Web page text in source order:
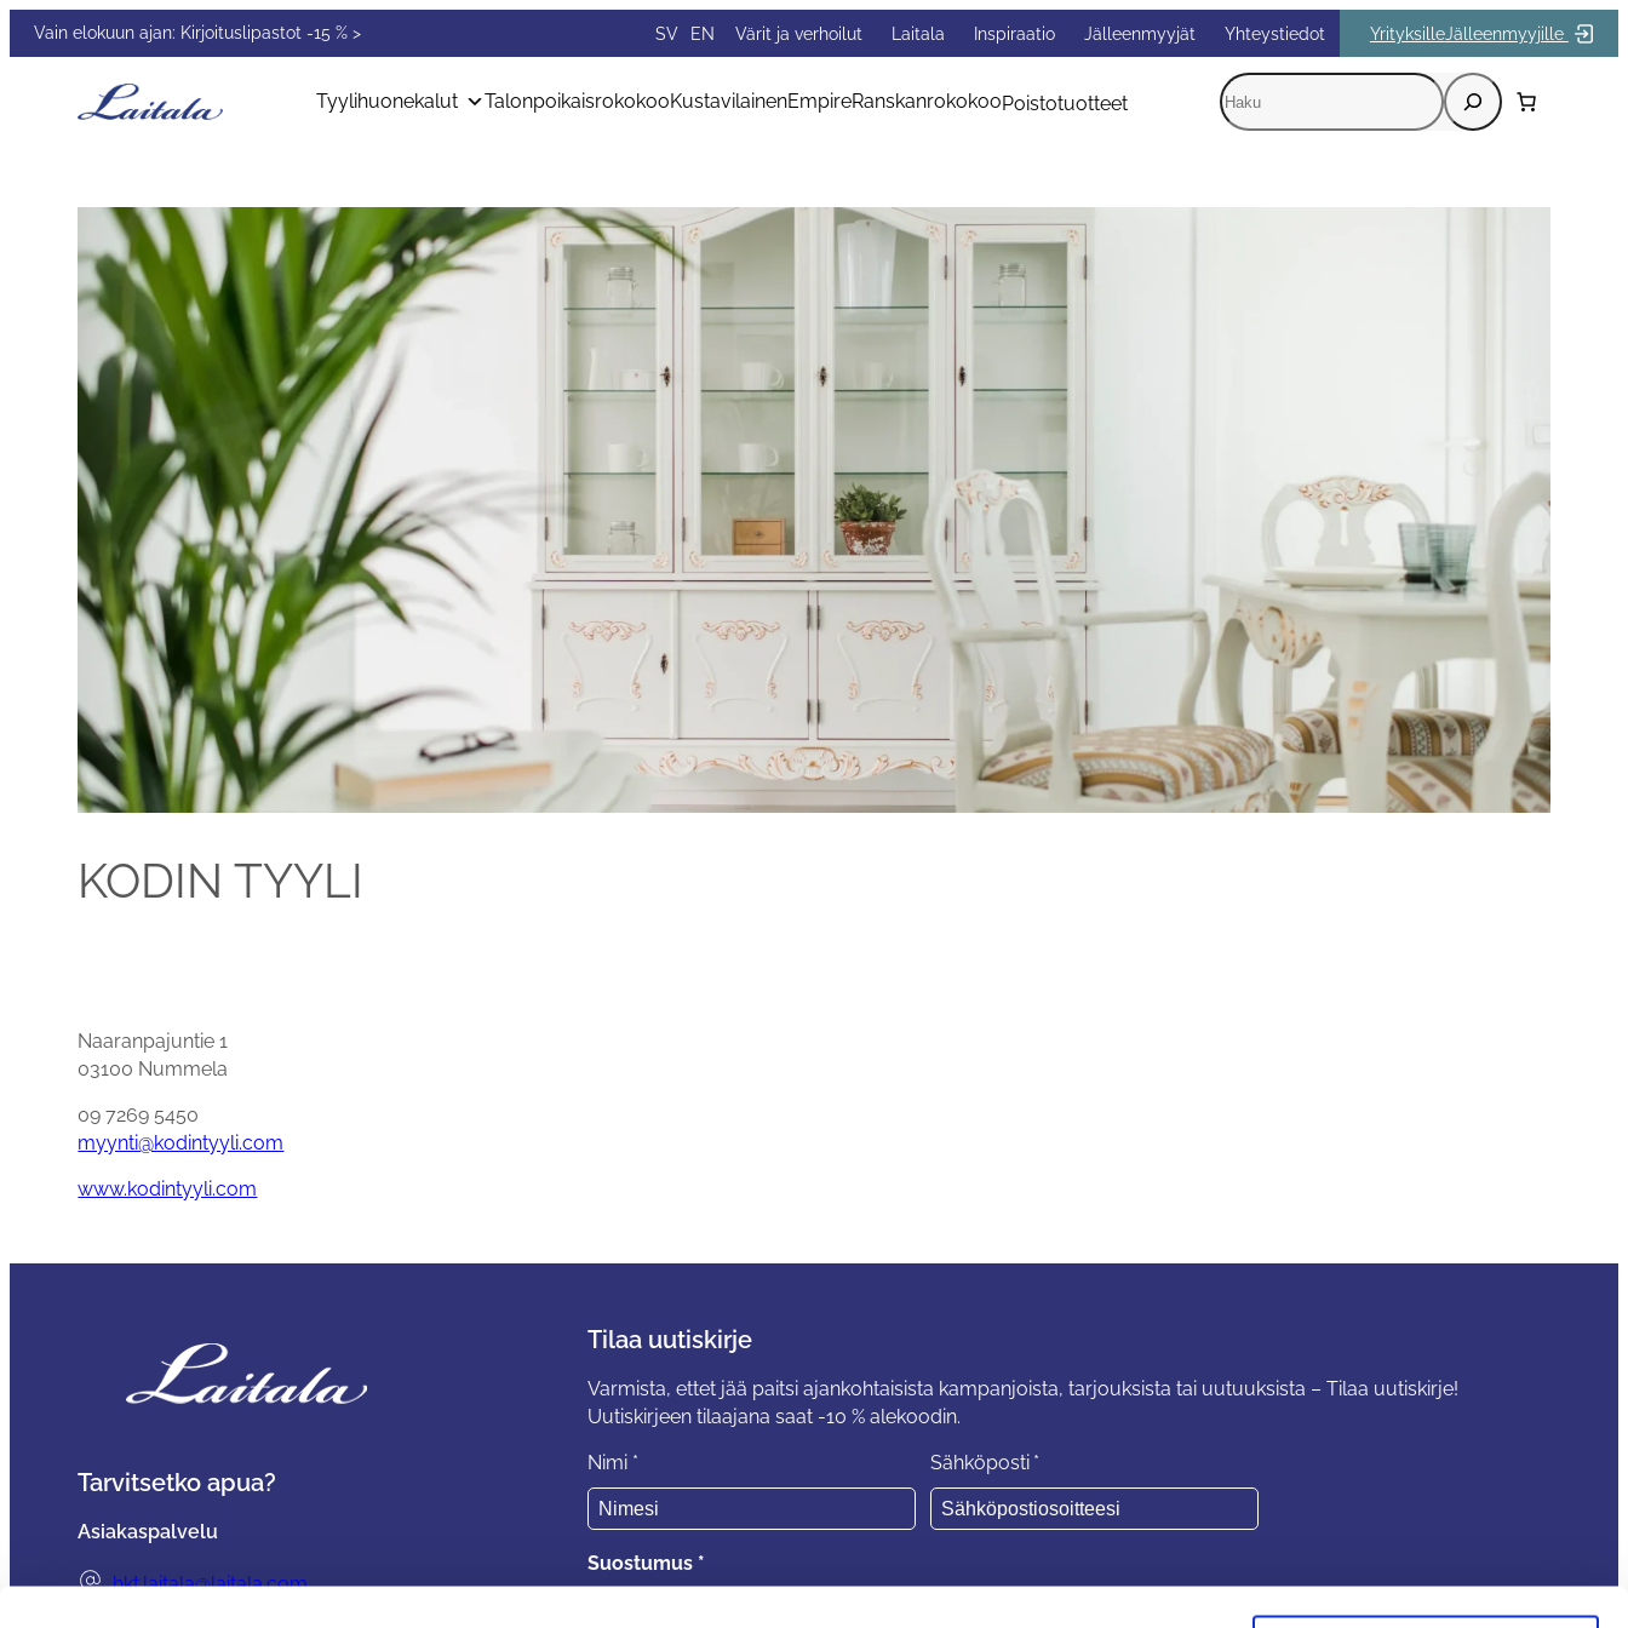
SiirryVain elokuun ajan: Kirjoituslipastot -15 % > SV EN Värit ja verhoilut Laitala Inspiraatio Jälleenmyyjät Yhteystiedot YrityksilleJälleenmyyjille
Tyylihuonekalut TalonpoikaisrokokooKustavilainenEmpireRanskanrokokooPoistotuotteet
Etsi
KODIN TYYLI
Naaranpajuntie 1
03100 Nummela
09 7269 5450
myynti@kodintyyli.com
www.kodintyyli.com
Tarvitsetko apua?
Asiakaspalvelu
hkt.laitala@laitala.com
Tilaa uutiskirje
Varmista, ettet jää paitsi ajankohtaisista kampanjoista, tarjouksista tai uutuuksista – Tilaa uutiskirje!
Uutiskirjeen tilaajana saat -10 % alekoodin.
Nimi * Sähköposti *
Suostumus *